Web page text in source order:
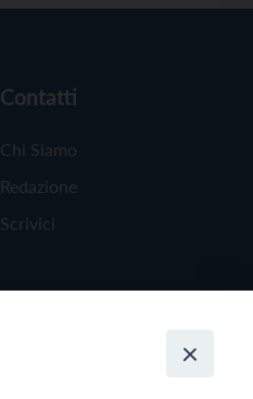
Contatti
Chi Siamo
Redazione
Scrivici